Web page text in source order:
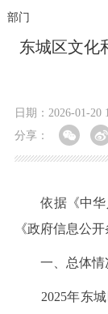
部门
东城区文化
日期：2026-01-20
分享：
依据《中华
《政府信息公
一、总体情
2025年东城